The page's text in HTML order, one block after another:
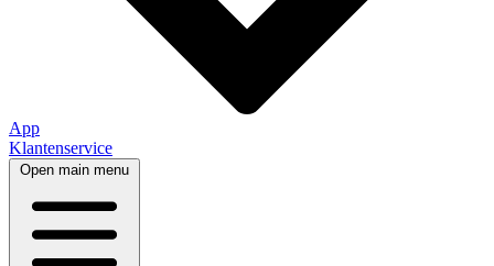
App
Klantenservice
Open main menu